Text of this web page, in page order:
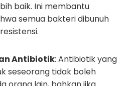
baik. Ini membantu
semua bakteri dibunuh
Antibiotik: Antibiotik yang
seseorang tidak boleh